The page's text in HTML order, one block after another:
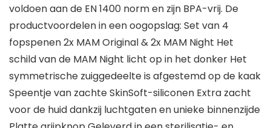
voldoen aan de EN 1400 norm en zijn BPA-vrij. De
productvoordelen in een oogopslag: Set van 4
fopspenen 2x MAM Original & 2x MAM Night Het
schild van de MAM Night licht op in het donker Het
symmetrische zuiggedeelte is afgestemd op de kaak
Speentje van zachte SkinSoft-siliconen Extra zacht
voor de huid dankzij luchtgaten en unieke binnenzijde